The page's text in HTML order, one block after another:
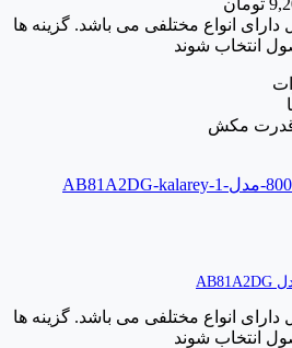
دارای انواع مختلفی می باشد. گزینه ها
انتخاب شوند
قدرت مکش
دارای انواع مختلفی می باشد. گزینه ها
انتخاب شوند